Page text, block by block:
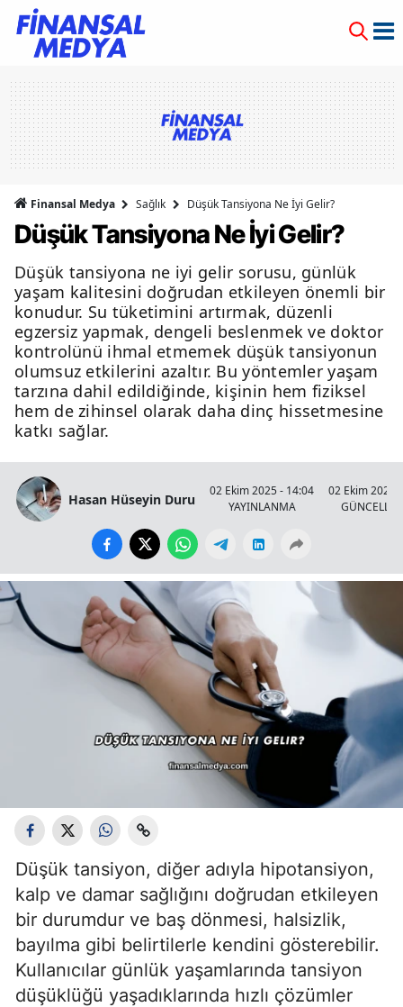
Finansal Medya Sağlık Düşük Tansiyona Ne İyi Gelir?
Düşük Tansiyona Ne İyi Gelir?
Düşük tansiyona ne iyi gelir sorusu, günlük
yaşam kalitesini doğrudan etkileyen önemli bir
konudur. Su tüketimini artırmak, düzenli
egzersiz yapmak, dengeli beslenmek ve doktor
kontrolünü ihmal etmemek düşük tansiyonun
olumsuz etkilerini azaltır. Bu yöntemler yaşam
tarzına dahil edildiğinde, kişinin hem fiziksel
hem de zihinsel olarak daha dinç hissetmesine
katkı sağlar.
Hasan Hüseyin Duru
02 Ekim 2025 - 14:04
YAYINLANMA
02 Ekim 2025
Düşük tansiyon, diğer adıyla hipotansiyon,
kalp ve damar sağlığını doğrudan etkileyen
bir durumdur ve baş dönmesi, halsizlik,
bayılma gibi belirtilerle kendini gösterebilir.
Kullanıcılar günlük yaşamlarında tansiyon
düşüklüğü yaşadıklarında hızlı çözümler